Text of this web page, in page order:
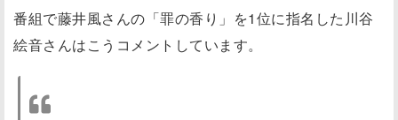
番組で藤井風さんの「罪の香り」を1位に指名した川谷
絵音さんはこうコメントしています。